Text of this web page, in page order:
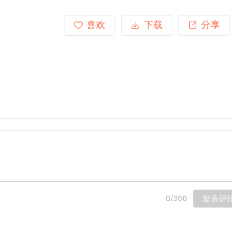
喜欢
下载 分享
0/300 发表评